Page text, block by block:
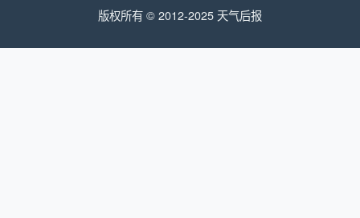
版权所有 © 2012-2025 天气后报